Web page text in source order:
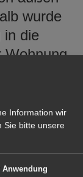
wurde
in die
Wohnung
Information wir
Sie bitte unsere